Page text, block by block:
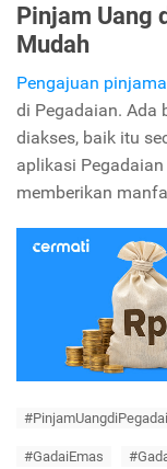
Pinjam Uang
Mudah
Pengajuan
di Pegadaian. Ada
diakses, baik itu
aplikasi
memberikan
#GadaiEmas